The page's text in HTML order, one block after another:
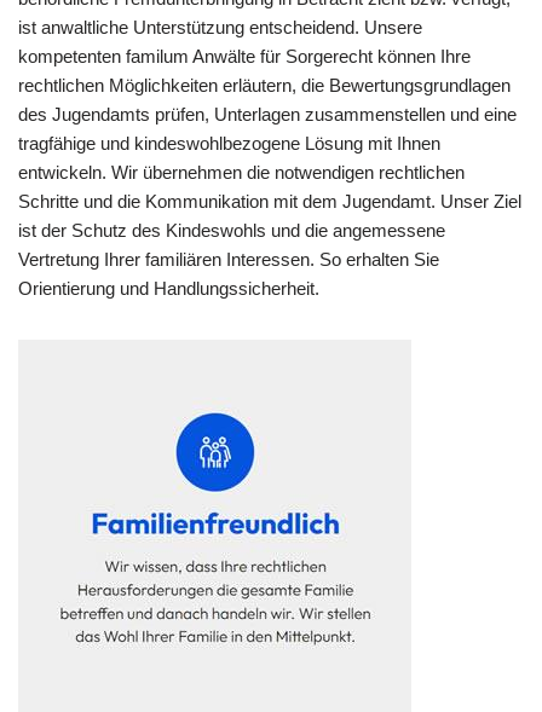
ist anwaltliche Unterstützung entscheidend. Unsere
kompetenten familum Anwälte für Sorgerecht können Ihre
rechtlichen Möglichkeiten erläutern, die Bewertungsgrundlagen
des Jugendamts prüfen, Unterlagen zusammenstellen und eine
tragfähige und kindeswohlbezogene Lösung mit Ihnen
entwickeln. Wir übernehmen die notwendigen rechtlichen
Schritte und die Kommunikation mit dem Jugendamt. Unser Ziel
ist der Schutz des Kindeswohls und die angemessene
Vertretung Ihrer familiären Interessen. So erhalten Sie
Orientierung und Handlungssicherheit.